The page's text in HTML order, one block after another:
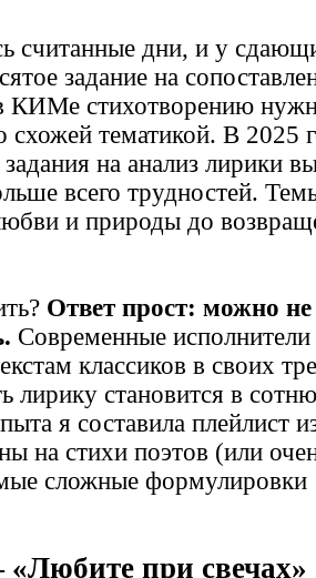
считанные дни, и у
задание на
КИМе стихотворению
схожей тематикой. В 2025
на анализ лирики
всего трудностей.
и природы до
Ответ прост: можно не
Современные исполнители
классиков в своих
лирику становится в
я составила плейлист
на стихи поэтов (или
сложные формулировки
при свечах»